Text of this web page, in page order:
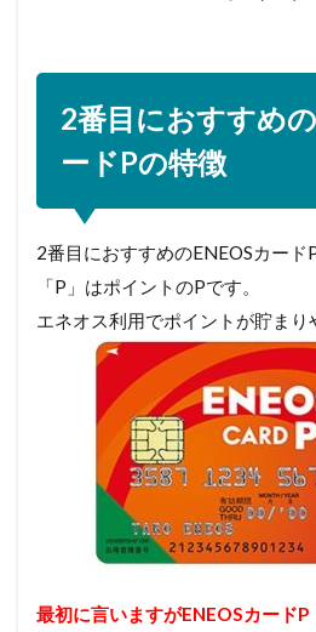
2番目におすすめ
ードPの特徴
2番目におすすめのENEOSカード
「P」はポイントのPです。
エネオス利用でポイントが貯まり
最初に言いますがENEOSカード